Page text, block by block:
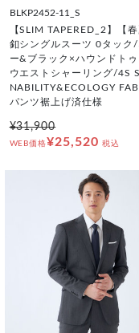
BLKP2452-11_S
【SLIM TAPERED_2】【
釦シングルスーツ 0タック
ー&ブラック×ハウンドト
ウエストシャーリング/4S
NABILITY&ECOLOGY
パンツ裾上げ済仕様
¥31,900
WEB価格¥25,520 税込